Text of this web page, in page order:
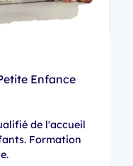
Enfance
de l'accueil
Formation